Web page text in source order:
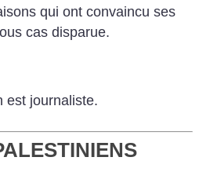
qui ont convaincu ses
cas disparue.
est journaliste.